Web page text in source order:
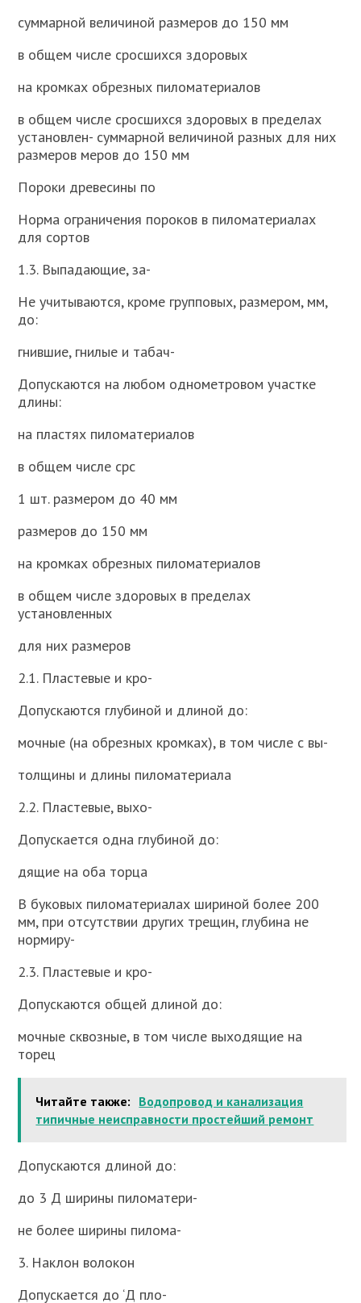
суммарной величиной размеров до 150 мм
в общем числе сросшихся здоровых
на кромках обрезных пиломатериалов
в общем числе сросшихся здоровых в пределах
установлен- суммарной величиной разных для них
размеров меров до 150 мм
Пороки древесины по
Норма ограничения пороков в пиломатериалах
для сортов
1.3. Выпадающие, за-
Не учитываются, кроме групповых, размером, мм,
до:
гнившие, гнилые и табач-
Допускаются на любом однометровом участке
длины:
на пластях пиломатериалов
в общем числе срс
1 шт. размером до 40 мм
размеров до 150 мм
на кромках обрезных пиломатериалов
в общем числе здоровых в пределах
установленных
для них размеров
2.1. Пластевые и кро-
Допускаются глубиной и длиной до:
мочные (на обрезных кромках), в том числе с вы-
толщины и длины пиломатериала
2.2. Пластевые, выхо-
Допускается одна глубиной до:
дящие на оба торца
В буковых пиломатериалах шириной более 200
мм, при отсутствии других трещин, глубина не
нормиру-
2.3. Пластевые и кро-
Допускаются общей длиной до:
мочные сквозные, в том числе выходящие на
торец
Читайте также: Водопровод и канализация
типичные неисправности простейший ремонт
Допускаются длиной до:
до 3 Д ширины пиломатери-
не более ширины пилома-
3. Наклон волокон
Допускается до ‘Д пло-